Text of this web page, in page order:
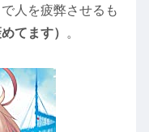
人を疲弊させるも
めてます） 。